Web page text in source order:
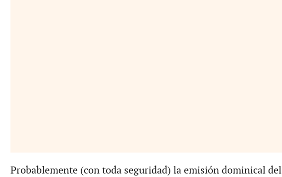
Probablemente (con toda seguridad) la emisión dominical del